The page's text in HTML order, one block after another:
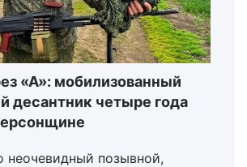
«А»: мобилизованный
десантник четыре года
неочевидный позывной,